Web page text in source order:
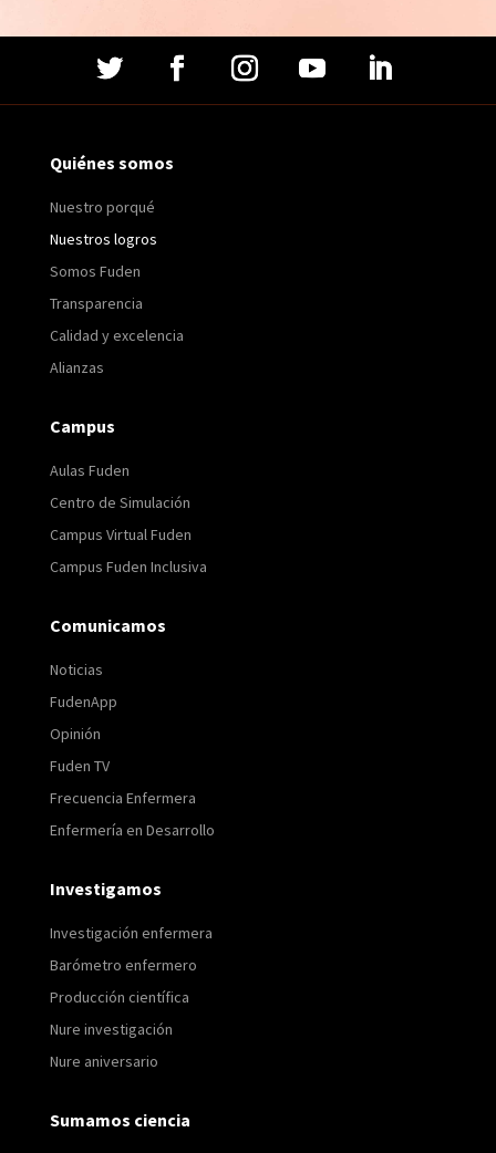
Quiénes somos
Nuestro porqué
Nuestros logros
Somos Fuden
Transparencia
Calidad y excelencia
Alianzas
Campus
Aulas Fuden
Centro de Simulación
Campus Virtual Fuden
Campus Fuden Inclusiva
Comunicamos
Noticias
FudenApp
Opinión
Fuden TV
Frecuencia Enfermera
Enfermería en Desarrollo
Investigamos
Investigación enfermera
Barómetro enfermero
Producción científica
Nure investigación
Nure aniversario
Sumamos ciencia